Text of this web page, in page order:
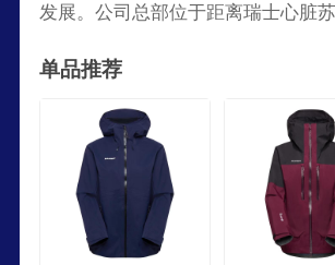
发展。公司总部位于距离瑞士心脏
大制造商之一，拥有高山攀登，攀岩
跑，远足徒步5个系列。
单品推荐